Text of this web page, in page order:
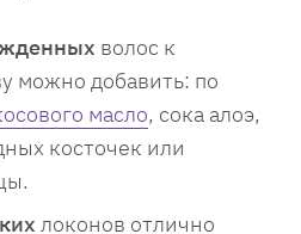
волос к
можно добавить: по
масло, сока алоэ,
косточек или
локонов отлично